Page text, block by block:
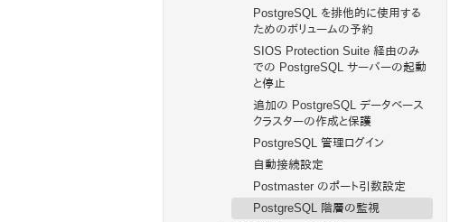
PostgreSQL を排他的に使用する
ためのボリュームの予約
SIOS Protection Suite 経由のみ
での PostgreSQL サーバーの起動
と停止
追加の PostgreSQL データベース
クラスターの作成と保護
PostgreSQL 管理ログイン
自動接続設定
Postmaster のポート引数設定
PostgreSQL 階層の監視